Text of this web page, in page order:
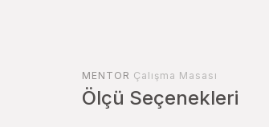
MENTOR Çalışma Masası
Ölçü Seçenekleri